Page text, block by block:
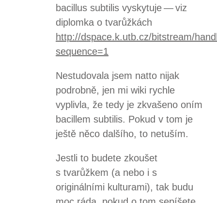
bacillus subtilis vyskytuje — viz
diplomka o tvarůžkách
http://dspace.k.utb.cz/bitstream/
sequence=1
Nestudovala jsem natto nijak
podrobně, jen mi wiki rychle
vyplivla, že tedy je zkvašeno oním
bacillem subtilis. Pokud v tom je
ještě něco dalšího, to netuším.
Jestli to budete zkoušet
s tvarůžkem (a nebo i s
originálními kulturami), tak budu